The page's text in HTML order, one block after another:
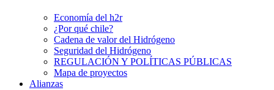
Economía del h2r
¿Por qué chile?
Cadena de valor del Hidrógeno
Seguridad del Hidrógeno
REGULACIÓN Y POLÍTICAS PÚBLICAS
Mapa de proyectos
Alianzas